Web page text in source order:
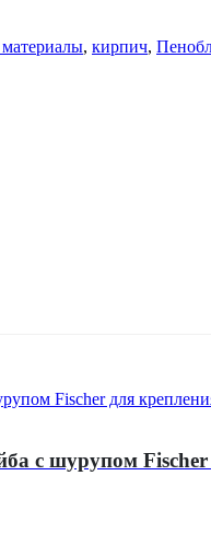
, кирпич,
шурупом Fischer